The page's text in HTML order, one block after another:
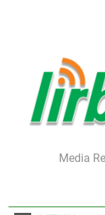
Media